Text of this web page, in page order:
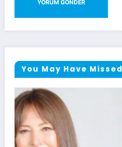
You May Have Missed
Güncel